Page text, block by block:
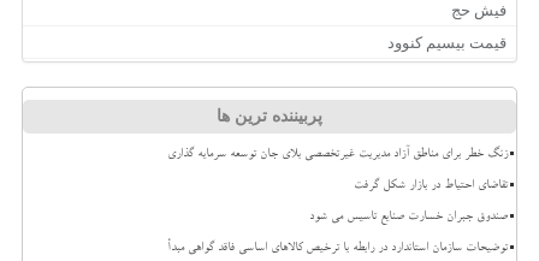
فیش حج
قیمت بیسیم کنوود
پربیننده ترین ها
زنگ خطر برای مناطق آزاد مدیریت غیرتخصصی بلای جان توسعه سرمایه گذاری
تقاضای احتیاط در بازار شکل گرفت
صندوق جبران خسارت صنایع تاسیس می شود
توضیحات سازمان استاندارد در رابطه با ترخیص کالاهای اساسی فاقد گواهی مبدأ